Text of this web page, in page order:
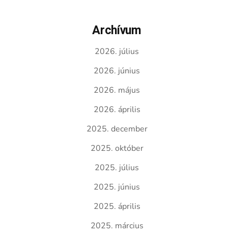
Archívum
2026. július
2026. június
2026. május
2026. április
2025. december
2025. október
2025. július
2025. június
2025. április
2025. március